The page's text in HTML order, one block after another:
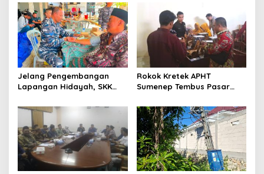
Jelang Pengembangan
Lapangan Hidayah, SKK
Perkuat Sinergi dengan
Nelayan Sampang
Rokok Kretek APHT
Sumenep Tembus Pasar